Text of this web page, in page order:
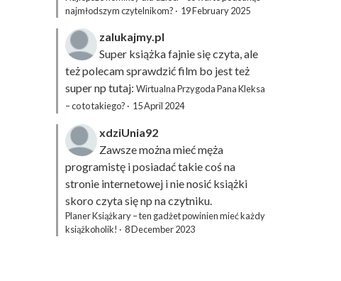
najmłodszym czytelnikom? · 19 February 2025
zalukajmy.pl
Super książka fajnie się czyta, ale
też polecam sprawdzić film bo jest też
super np tutaj: Wirtualna Przygoda Pana Kleksa
– co to takiego? · 15 April 2024
xdziUnia92
Zawsze można mieć męża
programistę i posiadać takie coś na
stronie internetowej i nie nosić książki
skoro czyta się np na czytniku.
Planer Książkary – ten gadżet powinien mieć każdy
książkoholik! · 8 December 2023